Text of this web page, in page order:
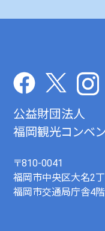
公益財団法人
福岡観光コンベ
〒810-0041
福岡市中央区大名2
福岡市交通局庁舎4階